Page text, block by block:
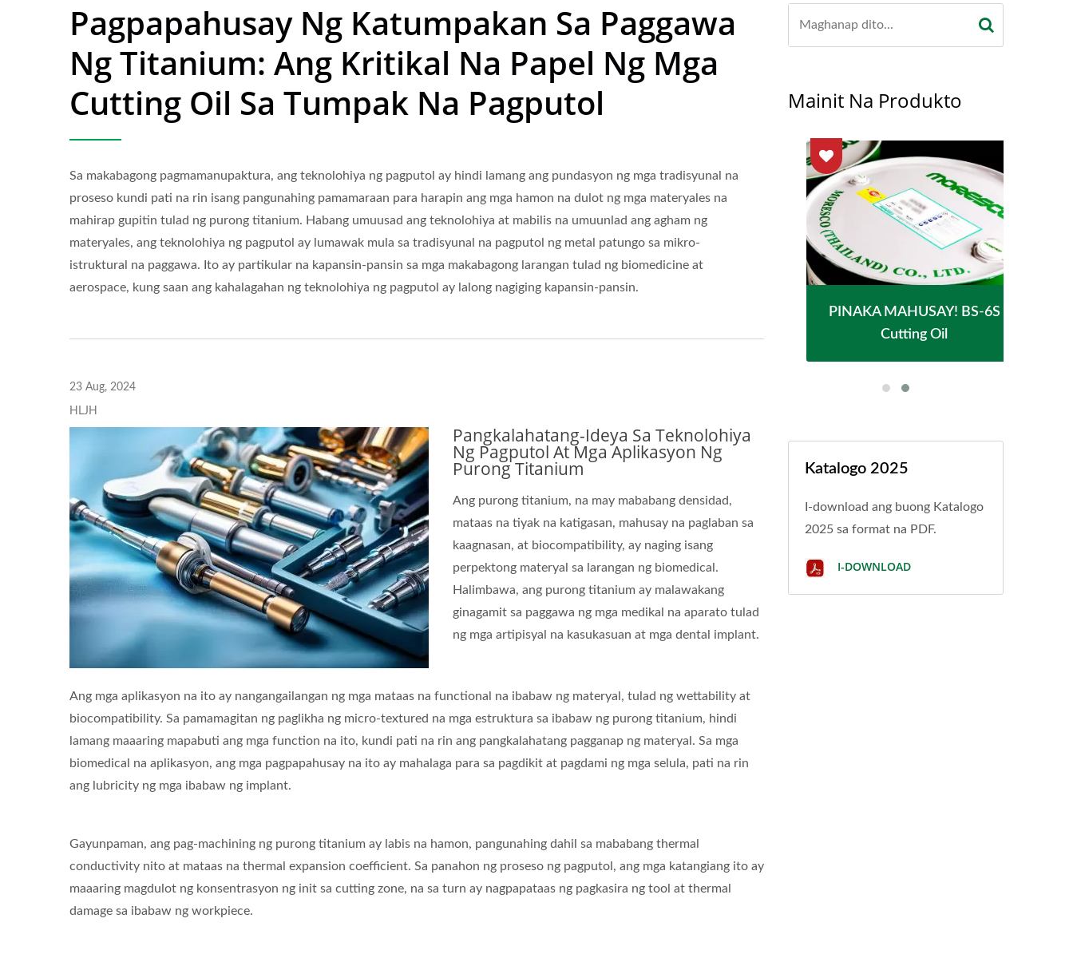
Pagpapahusay Ng Katumpakan Sa Paggawa
Ng Titanium: Ang Kritikal Na Papel Ng Mga
Cutting Oil Sa Tumpak Na Pagputol
Sa makabagong pagmamanupaktura, ang teknolohiya ng pagputol ay hindi lamang ang pundasyon ng mga tradisyunal na
proseso kundi pati na rin isang pangunahing pamamaraan para harapin ang mga hamon na dulot ng mga materyales na
mahirap gupitin tulad ng purong titanium. Habang umuusad ang teknolohiya at mabilis na umuunlad ang agham ng
materyales, ang teknolohiya ng pagputol ay lumawak mula sa tradisyunal na pagputol ng metal patungo sa mikro-
istruktural na paggawa. Ito ay partikular na kapansin-pansin sa mga makabagong larangan tulad ng biomedicine at
aerospace, kung saan ang kahalagahan ng teknolohiya ng pagputol ay lalong nagiging kapansin-pansin.
23 Aug, 2024
HLJH
Pangkalahatang-Ideya Sa Teknolohiya
Ng Pagputol At Mga Aplikasyon Ng
Purong Titanium
Ang purong titanium, na may mababang densidad,
mataas na tiyak na katigasan, mahusay na paglaban sa
kaagnasan, at biocompatibility, ay naging isang
perpektong materyal sa larangan ng biomedical.
Halimbawa, ang purong titanium ay malawakang
ginagamit sa paggawa ng mga medikal na aparato tulad
ng mga artipisyal na kasukasuan at mga dental implant.
Ang mga aplikasyon na ito ay nangangailangan ng mga mataas na functional na ibabaw ng materyal, tulad ng wettability at
biocompatibility. Sa pamamagitan ng paglikha ng micro-textured na mga estruktura sa ibabaw ng purong titanium, hindi
lamang maaaring mapabuti ang mga function na ito, kundi pati na rin ang pangkalahatang pagganap ng materyal. Sa mga
biomedical na aplikasyon, ang mga pagpapahusay na ito ay mahalaga para sa pagdikit at pagdami ng mga selula, pati na rin
ang lubricity ng mga ibabaw ng implant.
Gayunpaman, ang pag-machining ng purong titanium ay labis na hamon, pangunahing dahil sa mababang thermal
conductivity nito at mataas na thermal expansion coefficient. Sa panahon ng proseso ng pagputol, ang mga katangiang ito ay
maaaring magdulot ng konsentrasyon ng init sa cutting zone, na sa turn ay nagpapataas ng pagkasira ng tool at thermal
damage sa ibabaw ng workpiece.
Mainit Na Produkto
PINAKA MAHUSAY! BS-6S
Cutting Oil
Katalogo 2025
I-download ang buong Katalogo
2025 sa format na PDF.
I-DOWNLOAD